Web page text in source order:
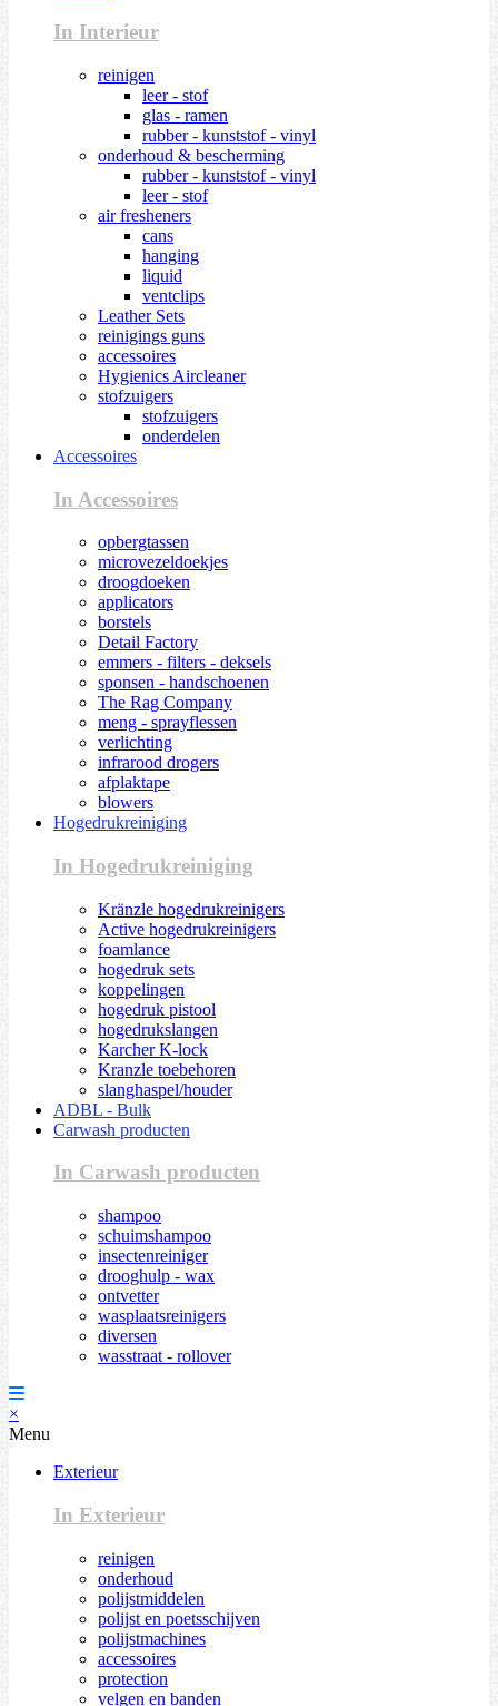
In Interieur
reinigen
leer - stof
glas - ramen
rubber - kunststof - vinyl
onderhoud & bescherming
rubber - kunststof - vinyl
leer - stof
air fresheners
cans
hanging
liquid
ventclips
Leather Sets
reinigings guns
accessoires
Hygienics Aircleaner
stofzuigers
stofzuigers
onderdelen
Accessoires
In Accessoires
opbergtassen
microvezeldoekjes
droogdoeken
applicators
borstels
Detail Factory
emmers - filters - deksels
sponsen - handschoenen
The Rag Company
meng - sprayflessen
verlichting
infrarood drogers
afplaktape
blowers
Hogedrukreiniging
In Hogedrukreiniging
Kränzle hogedrukreinigers
Active hogedrukreinigers
foamlance
hogedruk sets
koppelingen
hogedruk pistool
hogedrukslangen
Karcher K-lock
Kranzle toebehoren
slanghaspel/houder
ADBL - Bulk
Carwash producten
In Carwash producten
shampoo
schuimshampoo
insectenreiniger
drooghulp - wax
ontvetter
wasplaatsreinigers
diversen
wasstraat - rollover
×
Menu
Exterieur
In Exterieur
reinigen
onderhoud
polijstmiddelen
polijst en poetsschijven
polijstmachines
accessoires
protection
velgen en banden